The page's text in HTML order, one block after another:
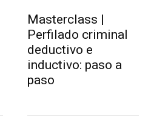
Masterclass |
Perfilado criminal
deductivo e
inductivo: paso a
paso